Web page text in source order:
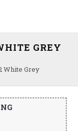
White Grey
GREY